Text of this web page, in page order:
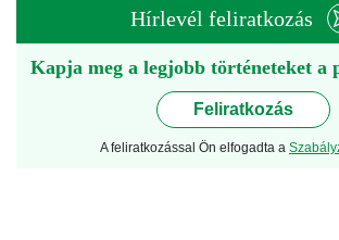
Hírlevél feliratkozás
Kapja meg a legjobb történeteket a
Feliratkozás
A feliratkozással Ön elfogadta a